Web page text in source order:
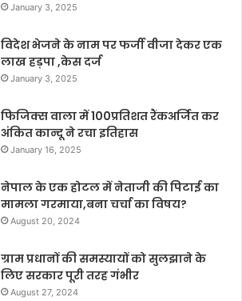
January 3, 2025
विदेश भेजने के नाम पर फर्जी वीजा देकर एक
लाख हड़पा ,केस दर्ज
January 3, 2025
फिजिक्स वाला में 100प्रतिशत रैंकअर्जित कर
अंकित कान्दू ने रचा इतिहास
January 16, 2025
नेपाल के एक होटल में नेताजी की पिटाई का
मामला गरमाया,बना चर्चा का विषय?
August 20, 2024
ग्राम प्रधानों की समस्यायों को सुलझाने के
लिए सरकार पूरी तरह गंभीर
August 27, 2024